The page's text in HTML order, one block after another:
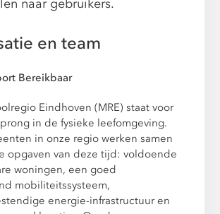
naar gebruikers.
en team
Bereikbaar
Eindhoven (MRE) staat voor
in de fysieke leefomgeving.
in onze regio werken samen
opgaven van deze tijd: voldoende
woningen, een goed
mobiliteitssysteem,
energie-infrastructuur en